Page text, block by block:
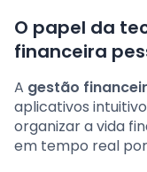
O papel da
financeira
A gestão
aplicativos
organizar a vida
em tempo real